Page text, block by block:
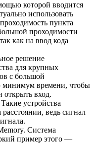
которой вводится
использовать
пункта
проходимости
как на ввод кода
решение
для крупных
с большой
времени, чтобы
открыть вход.
устройства
ведь сигнал
Система
пример этого —